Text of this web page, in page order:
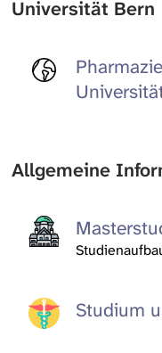
Universität Bern
Allgemeine
Studium